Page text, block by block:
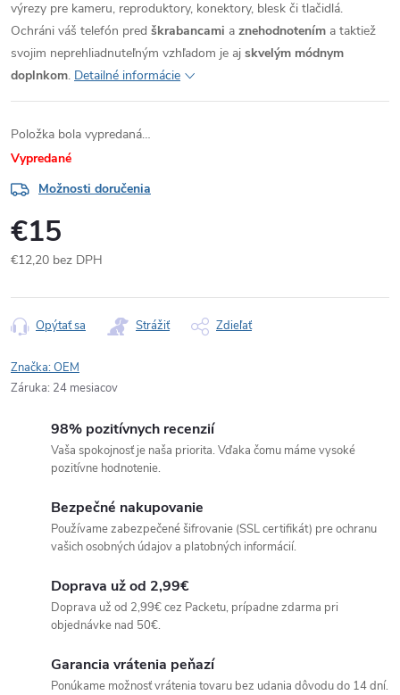
výrezy pre kameru, reproduktory, konektory, blesk či tlačidlá.
Ochráni váš telefón pred škrabancami a znehodnotením a taktiež
svojim neprehliadnuteľným vzhľadom je aj skvelým módnym
doplnkom. Detailné informácie
Položka bola vypredaná…
Vypredané
Možnosti doručenia
€15
€12,20 bez DPH
cena:
Opýtať sa Strážiť Zdieľať
Značka:OEM
Záruka: 24 mesiacov
98% pozitívnych recenzií
Vaša spokojnosť je naša priorita. Vďaka čomu máme vysoké
pozitívne hodnotenie.
Bezpečné nakupovanie
Používame zabezpečené šifrovanie (SSL certifikát) pre ochranu
vašich osobných údajov a platobných informácií.
Doprava už od 2,99€
Doprava už od 2,99€ cez Packetu, prípadne zdarma pri
objednávke nad 50€.
Garancia vrátenia peňazí
Ponúkame možnosť vrátenia tovaru bez udania dôvodu do 14 dní.